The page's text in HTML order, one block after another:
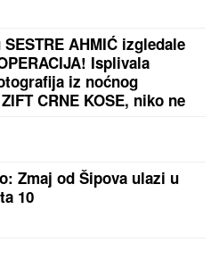
AHMIĆ izgledale
Isplivala
iz noćnog
CRNE KOSE, niko ne
Zmaj od Šipova ulazi u
10